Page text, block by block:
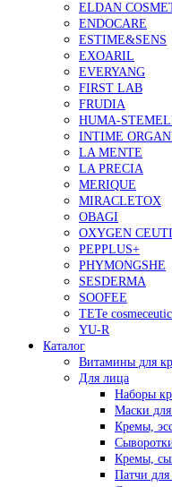
ELDAN
ENDOCARE
ESTIME&SENS
EXOARIL
EVERYANG
FIRST LAB
FRUDIA
HUMA-
INTIME
LA MENTE
LA PRECIA
MERIQUE
MIRACLETOX
OBAGI
OXYGEN
PEPPLUS+
PHYMONGSHE
SESDERMA
SOOFEE
TETe
YU-R
Каталог
Витамины для
Для лица
Наборы
Маски
Кремы,
Кремы,
Патчи для